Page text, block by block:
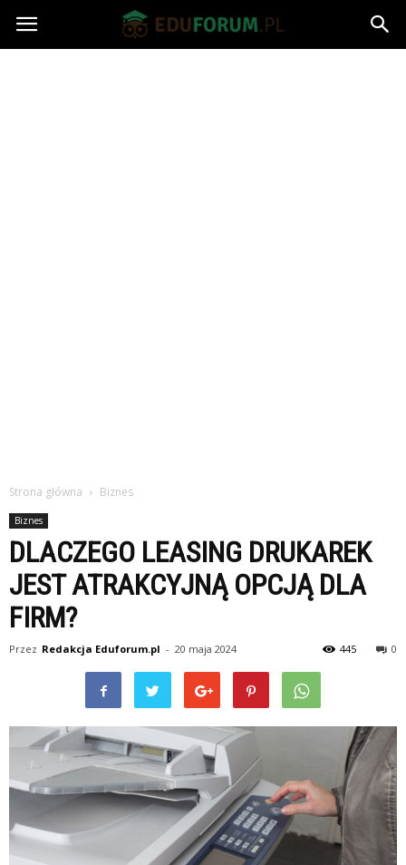
Eduforum.pl
Strona główna Biznes
Biznes
DLACZEGO LEASING DRUKAREK
JEST ATRAKCYJNĄ OPCJĄ DLA
FIRM?
Przez Redakcja Eduforum.pl - 20 maja 2024 0
445